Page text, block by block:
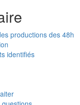
productions des 48h
identifiés